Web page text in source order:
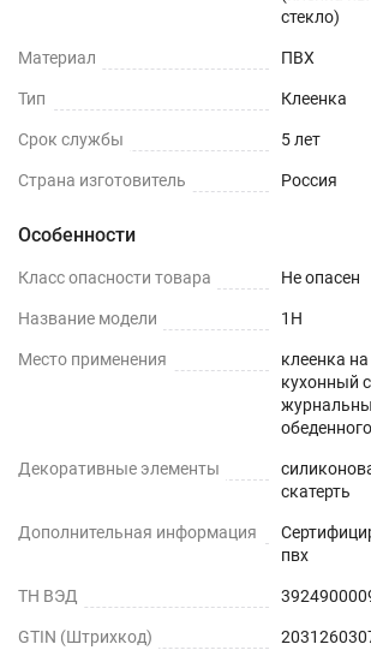
ПОДГОТОВКА К ИСПОЛЬЗОВАНИЮ
на текстурированном столе или
Шаг 1
Сразу после распаковки пленки
присутствовать слабый быстро
её поверхность влажной
Шаг 2
максимум через 1-2 дня.
Шаг 3
Уложите пленку
стекло)
Материал ПВХ
Тип Клеенка
Срок службы 5 лет
Страна изготовитель Россия
Особенности
Класс опасности товара Не опасен
Название модели 1H
Место применения
клеенка
кухонный
Декоративные элементы
скатерть
Дополнительная информация
пвх
ТН ВЭД
GTIN (Штрихкод)